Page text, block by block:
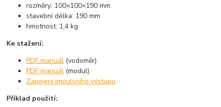
rozměry: 100×100×190 mm
stavební délka: 190 mm
hmotnost: 1,4 kg
Ke stažení:
PDF manuál (vodoměr)
PDF manuál (modul)
Zapojení impulsního výstupu
Příklad použití: